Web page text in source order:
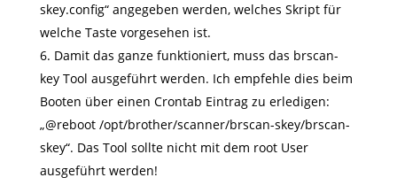
skey.config“ angegeben werden, welches Skript für
welche Taste vorgesehen ist.
Damit das ganze funktioniert, muss das brscan-
key Tool ausgeführt werden. Ich empfehle dies beim
Booten über einen Crontab Eintrag zu erledigen:
„@reboot /opt/brother/scanner/brscan-skey/brscan-
skey“. Das Tool sollte nicht mit dem root User
ausgeführt werden!